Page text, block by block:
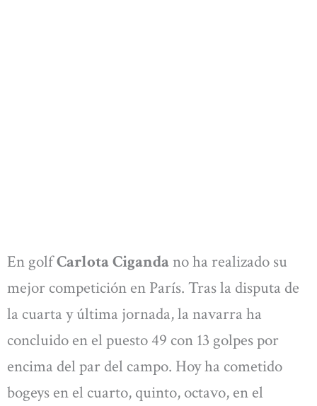
En golfCarlota Cigandano ha realizado su
mejor competición en París. Tras la disputa de
la cuarta y última jornada, la navarra ha
concluido en el puesto 49 con 13 golpes por
encima del par del campo. Hoy ha cometido
bogeys en el cuarto, quinto, octavo, en el